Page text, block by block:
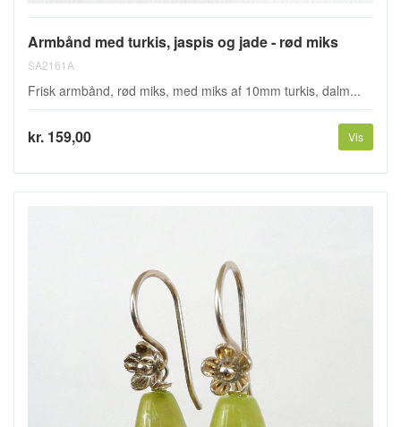
Armbånd med turkis, jaspis og jade - rød miks
SA2161A
Frisk armbånd, rød miks, med miks af 10mm turkis, dalm...
kr. 159,00 Vis